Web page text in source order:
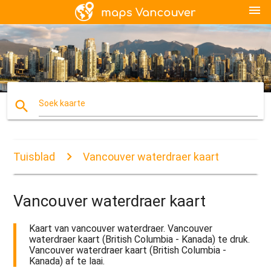
menu
search Soek kaarte
Tuisblad Vancouver waterdraer kaart
Vancouver waterdraer kaart
Kaart van vancouver waterdraer. Vancouver
waterdraer kaart (British Columbia - Kanada) te druk.
Vancouver waterdraer kaart (British Columbia -
Kanada) af te laai.